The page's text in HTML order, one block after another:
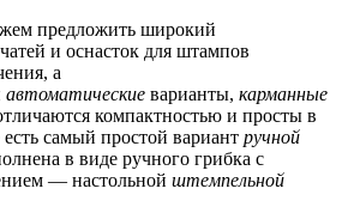
предложить широкий
и оснасток для штампов
а
автоматические варианты, карманные
компактностью и просты в
самый простой вариант ручной
в виде ручного грибка с
— настольной штемпельной